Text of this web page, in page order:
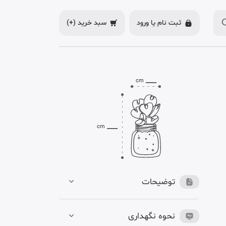
ثبت نام یا ورود سبد خرید (+)
___
cm
___
cm
توضیحات
نحوه نگهداری